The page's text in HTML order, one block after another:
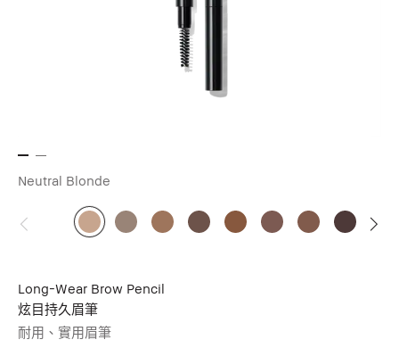
Neutral Blonde
Long-Wear Brow Pencil
炫目持久眉筆
耐用、實用眉筆